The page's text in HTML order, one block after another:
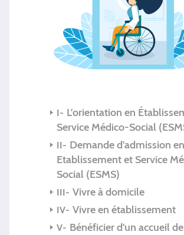
L'orientation en
Service Médico-Social
Demande d'admission en
Etablissement et Service
Social (ESMS)
Vivre à domicile
Vivre en établissement
Bénéficier d'un accueil